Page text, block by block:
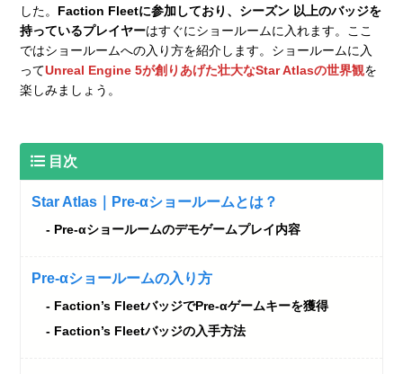
した。 Faction Fleetに参加しており、シーズン 以上のバッジを
持っているプレイヤーはすぐにショールームに入れます。ここ
ではショールームへの入り方を紹介します。ショールームに入
ってUnreal Engine 5が創りあげた壮大なStar Atlasの世界観を
楽しみましょう。
目次
Star Atlas｜Pre-αショールームとは？
Pre-αショールームのデモゲームプレイ内容
Pre-αショールームの入り方
Faction’s FleetバッジでPre-αゲームキーを獲得
Faction’s Fleetバッジの入手方法